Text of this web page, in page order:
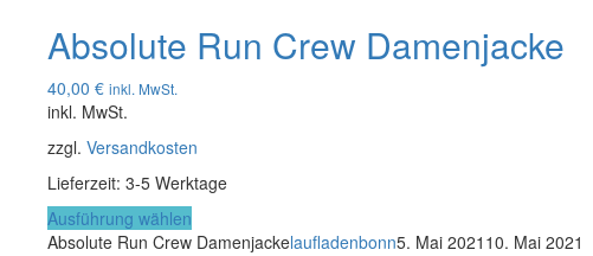
Varianten
auf.
auf
der
Produktseite
gewählt
werden
Absolute Run Crew Damenjacke
40,00 € inkl. MwSt.
inkl. MwSt.
zzgl. Versandkosten
Lieferzeit: 3-5 Werktage
Ausführung wählenDieses
Produkt
Absolute Run Crew Damenjackelaufladenbonn5. Mai 2021 10. Mai 2021